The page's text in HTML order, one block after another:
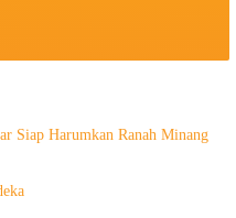
Siap Harumkan Ranah Minang